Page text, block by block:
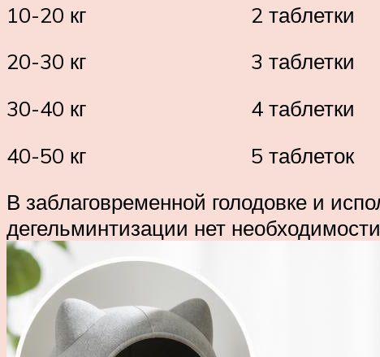
10-20 кг 2 таблетки
20-30 кг 3 таблетки
30-40 кг 4 таблетки
40-50 кг 5 таблеток
В заблаговременной голодовке и
дегельминтизации нет